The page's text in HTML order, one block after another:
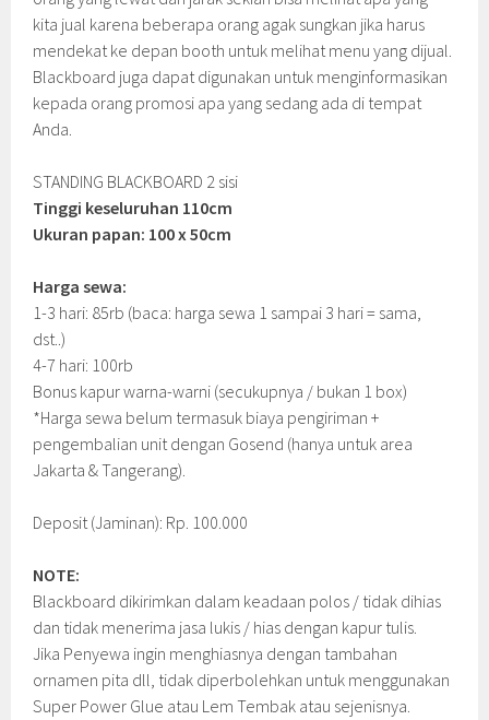
kita jual karena beberapa orang agak sungkan jika harus
mendekat ke depan booth untuk melihat menu yang dijual.
Blackboard juga dapat digunakan untuk menginformasikan
kepada orang promosi apa yang sedang ada di tempat
Anda.
STANDING BLACKBOARD 2 sisi
Tinggi keseluruhan 110cm
Ukuran papan: 100 x 50cm
Harga sewa:
1-3 hari: 85rb (baca: harga sewa 1 sampai 3 hari = sama,
dst..)
4-7 hari: 100rb
Bonus kapur warna-warni (secukupnya / bukan 1 box)
*Harga sewa belum termasuk biaya pengiriman +
pengembalian unit dengan Gosend (hanya untuk area
Jakarta & Tangerang).
Deposit (Jaminan): Rp. 100.000
NOTE:
Blackboard dikirimkan dalam keadaan polos / tidak dihias
dan tidak menerima jasa lukis / hias dengan kapur tulis.
Jika Penyewa ingin menghiasnya dengan tambahan
ornamen pita dll, tidak diperbolehkan untuk menggunakan
Super Power Glue atau Lem Tembak atau sejenisnya.